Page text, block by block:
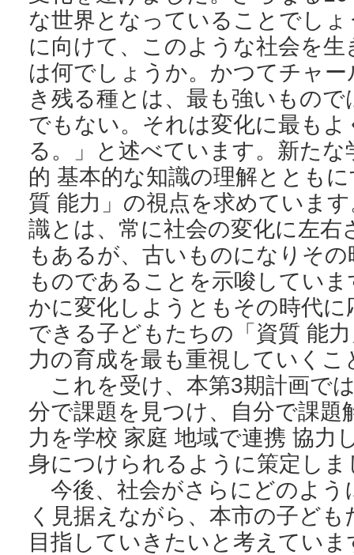
な世界となっていることでし
に向けて、このような社会を
は何でしょうか。かつてチャ
き残る種とは、最も強いもの
でもない。それは変化に最も
る。」と述べています。新た
的 基本的な知識の理解ととも
質 能力」の視点を求めていま
識とは、常に社会の変化に左右
もあるが、古いものになりそ
ものであることを示唆してい
かに変化しようともその時代
できる子どもたちの「資質 能
力の育成を最も重視していく
これを受け、本第3期計画で
分で課題を見つけ、自分で課題
力を学校 家庭 地域で連携 協力
身につけられるように策定しま
今後、社会がさらにどのよう
く見据えながら、本市の子ど
目指していきたいと考えていま